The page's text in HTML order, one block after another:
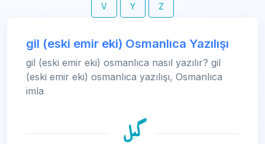
V Y Z
gil (eski emir eki) Osmanlıca Yazılışı
gil (eski emir eki) osmanlıca nasıl yazılır? gil
(eski emir eki) osmanlıca yazılışı, Osmanlıca
imla
گيل